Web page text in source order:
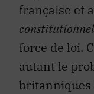
française et
force de loi.
autant le